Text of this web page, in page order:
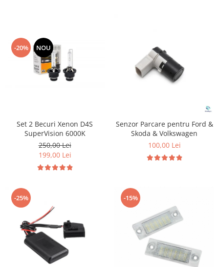
-20% NOU
Set 2 Becuri Xenon D4S
SuperVision 6000K
250,00 Lei
199,00 Lei
Senzor Parcare pentru Ford &
Skoda & Volkswagen
100,00 Lei
-25% -15%